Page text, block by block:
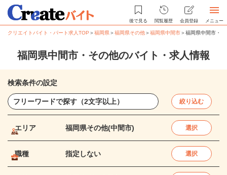
後で見る 閲覧履歴 会員登録 メニュー
クリエイトバイト・パート求人TOP ＞福岡県＞福岡県その他＞福岡県中間市＞福岡県中間市・
福岡県中間市・その他のバイト・求人情報
検索条件の設定
絞り込む
エリア 福岡県その他(中間市) 選択
職種 指定しない 選択